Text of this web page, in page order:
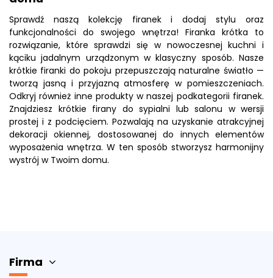
Sprawdź naszą kolekcję firanek i dodaj stylu oraz
funkcjonalności do swojego wnętrza! Firanka krótka to
rozwiązanie, które sprawdzi się w nowoczesnej kuchni i
kąciku jadalnym urządzonym w klasyczny sposób. Nasze
krótkie firanki do pokoju przepuszczają naturalne światło —
tworzą jasną i przyjazną atmosferę w pomieszczeniach.
Odkryj również inne produkty w naszej podkategorii firanek.
Znajdziesz krótkie firany do sypialni lub salonu w wersji
prostej i z podcięciem. Pozwalają na uzyskanie atrakcyjnej
dekoracji okiennej, dostosowanej do innych elementów
wyposażenia wnętrza. W ten sposób stworzysz harmonijny
wystrój w Twoim domu.
Firma